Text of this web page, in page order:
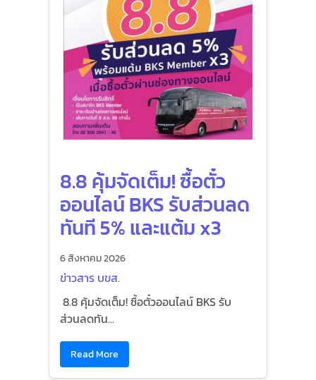
8.8 คุ้มจัดเต็ม! ซื้อตั๋ว
ออนไลน์ BKS รับส่วนลด
ทันที 5% และแต้ม x3
6 สิงหาคม 2026
ข่าวสาร บขส.
8.8 คุ้มจัดเต็ม! ซื้อตั๋วออนไลน์ BKS รับ
ส่วนลดทัน...
Read More